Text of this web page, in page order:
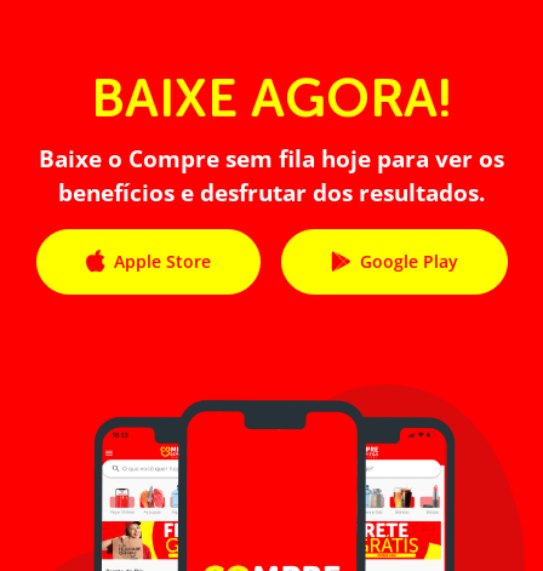
BAIXE AGORA!
Baixe o Compre sem fila hoje para ver os
benefícios e desfrutar dos resultados.
Apple Store Google Play